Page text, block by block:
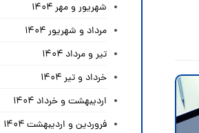
شهریور و مهر ۱۴۰۴
مرداد و شهریور ۱۴۰۴
تیر و مرداد ۱۴۰۴
خرداد و تیر ۱۴۰۴
اردیبهشت و خرداد ۱۴۰۴
فروردین و اردیبهشت ۱۴۰۴